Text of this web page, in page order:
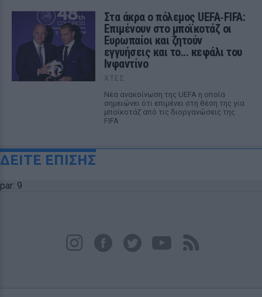
Στα άκρα ο πόλεμος UEFA‑FIFA:
Επιμένουν στο μποϊκοτάζ οι
Ευρωπαίοι και ζητούν
εγγυήσεις και το... κεφάλι του
Ινφαντίνο
ΧΤΕΣ
Νέα ανακοίνωση της UEFA η οποία
σημειώνει ότι επιμένει στη θέση της για
μποϊκοτάζ από τις διοργανώσεις της
FIFA
ΔΕΙΤΕ ΕΠΙΣΗΣ
par: 9